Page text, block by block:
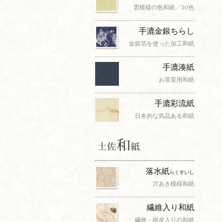
雲模様の色和紙╱30色
手漉金銀ちらし
金銀箔を使った加工和紙
手漉湊紙
お茶室用和紙
手漉彩流紙
日本的な気品ある和紙
落水紙らくすいし
穴あき模様和紙
繊維入り和紙
繊維・樹皮入りの和紙